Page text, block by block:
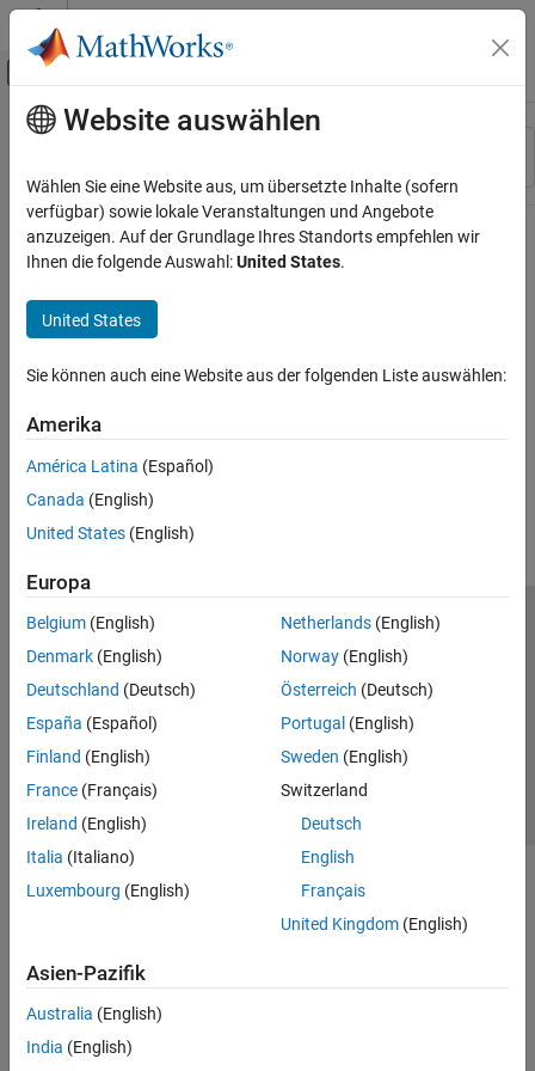
Weiter zum Inhalt
Umschaltung für Off-Canvas-
Ressource
Hauptinhalt
Website auswählen
Wählen Sie eine Website aus, um übersetzte Inhalte (sofern
verfügbar) sowie lokale Veranstaltungen und Angebote
anzuzeigen. Auf der Grundlage Ihres Standorts empfehlen wir
Ihnen die folgende Auswahl:United States.
United States
Sie können auch eine Website aus der folgenden Liste auswählen:
Amerika
América Latina (Español)
Canada (English)
United States (English)
Europa
Belgium (English)
Denmark (English)
Deutschland (Deutsch)
España (Español)
Finland (English)
France (Français)
Ireland (English)
Italia (Italiano)
Luxembourg (English)
Netherlands(English)
Norway(English)
Österreich (Deutsch)
Portugal (English)
Sweden (English)
Switzerland
Deutsch
English
Français
United Kingdom(English)
Asien-Pazifik
Australia (English)
India (English)
Trust Center
Datenschutz-Richtlinien
Datendiebstahl verhindern
Status von Anwendungen
© 1994-2026 The MathWorks, Inc.
Website auswählen
Deutschland